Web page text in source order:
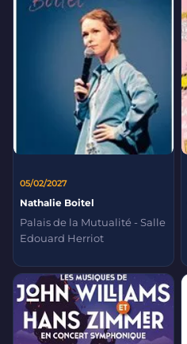
05/02/2027
Nathalie Boitel
Palais de la Mutualité - Salle
Edouard Herriot